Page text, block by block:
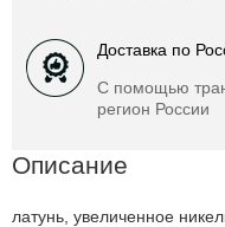
Доставка по
С помощью
регион России
Описание
латунь, увеличенное